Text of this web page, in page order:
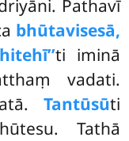
Pathavī
bhūtavisesā,
ti iminā
vadati.
Tantūsūti
Tathā